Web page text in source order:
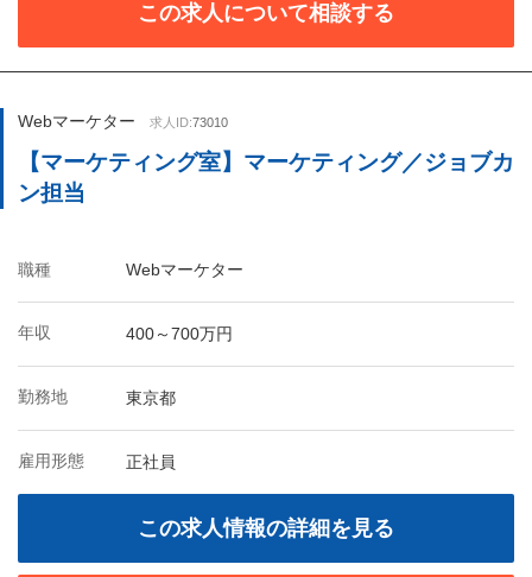
この求人について相談する
Webマーケター 求人ID:73010
【マーケティング室】マーケティング／ジョブカ
ン担当
職種 Webマーケター
年収 400～700万円
勤務地 東京都
雇用形態 正社員
この求人情報の詳細を見る